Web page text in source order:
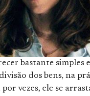
bastante simples
dos bens, na
vezes, ele se